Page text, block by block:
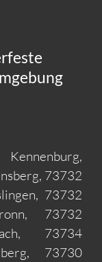
73732
73732
73732
73734
73730